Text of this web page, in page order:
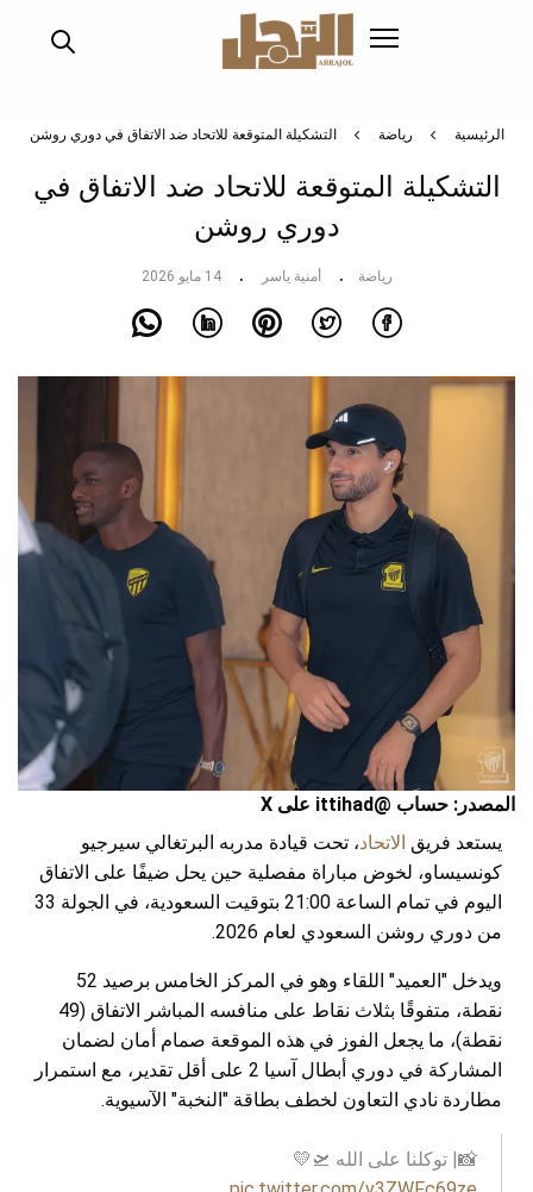
الرئيسية رياضة التشكيلة المتوقعة للاتحاد ضد الاتفاق في دوري روشن
التشكيلة المتوقعة للاتحاد ضد الاتفاق في
دوري روشن
رياضة أمنية ياسر 14 مايو 2026
المصدر: حساب @ittihad على X
يستعد فريق الاتحاد، تحت قيادة مدربه البرتغالي سيرجيو
كونسيساو، لخوض مباراة مفصلية حين يحل ضيفًا على الاتفاق
اليوم في تمام الساعة 21:00 بتوقيت السعودية، في الجولة 33
من دوري روشن السعودي لعام 2026.
ويدخل "العميد" اللقاء وهو في المركز الخامس برصيد 52
نقطة، متفوقًا بثلاث نقاط على منافسه المباشر الاتفاق (49
نقطة)، ما يجعل الفوز في هذه الموقعة صمام أمان لضمان
المشاركة في دوري أبطال آسيا 2 على أقل تقدير، مع استمرار
مطاردة نادي التعاون لخطف بطاقة "النخبة" الآسيوية.
📸| توكلنا على الله 🛫💛